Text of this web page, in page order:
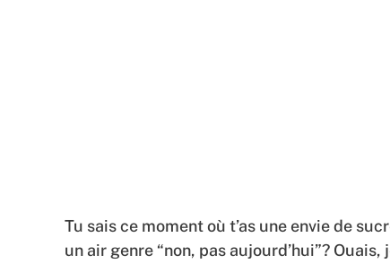
Tu sais ce moment où t’as une envie de
un air genre “non, pas aujourd’hui”?